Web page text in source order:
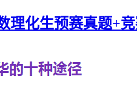
理化生预赛真题+